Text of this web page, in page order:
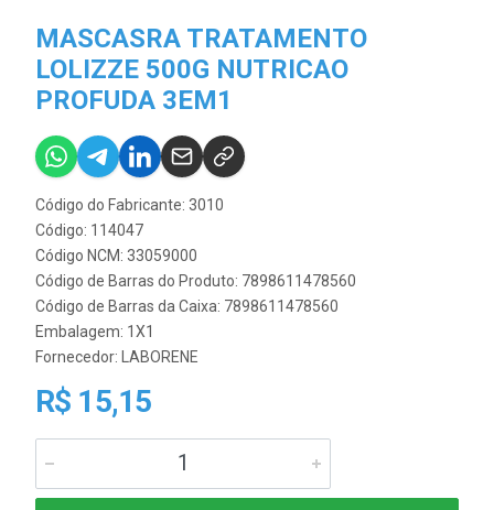
MASCASRA TRATAMENTO
LOLIZZE 500G NUTRICAO
PROFUDA 3EM1
Código do Fabricante: 3010
Código: 114047
Código NCM: 33059000
Código de Barras do Produto: 7898611478560
Código de Barras da Caixa: 7898611478560
Embalagem: 1X1
Fornecedor: LABORENE
R$ 15,15